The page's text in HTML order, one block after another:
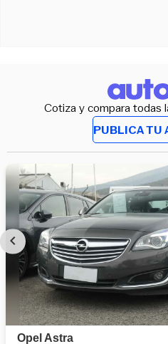
Cotiza y compara todas
PUBLICA TU